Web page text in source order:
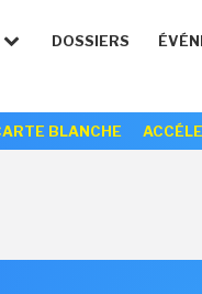
DOSSIERS
BLANCHE